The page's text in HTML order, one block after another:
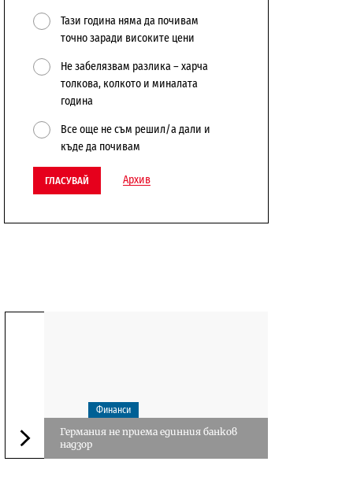
Тази година няма да почивам
точно заради високите цени
Не забелязвам разлика – харча
толкова, колкото и миналата
година
Все още не съм решил/а дали и
къде да почивам
ГЛАСУВАЙ Архив
Следваща новина
Финанси
Германия не приема единния банков
надзор